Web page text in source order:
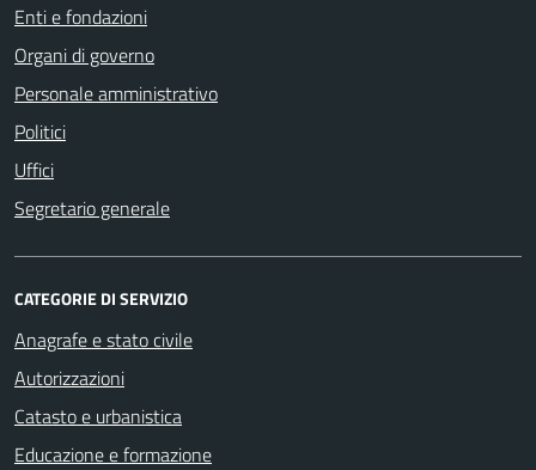
Enti e fondazioni
Organi di governo
Personale amministrativo
Politici
Uffici
Segretario generale
CATEGORIE DI SERVIZIO
Anagrafe e stato civile
Autorizzazioni
Catasto e urbanistica
Educazione e formazione